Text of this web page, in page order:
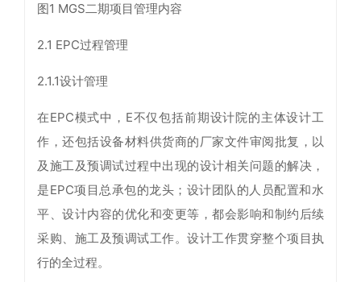
图1 MGS二期项目管理内容
2.1 EPC过程管理
2.1.1设计管理
在EPC模式中，E不仅包括前期设计院的主体设计工
作，还包括设备材料供货商的厂家文件审阅批复，以
及施工及预调试过程中出现的设计相关问题的解决，
是EPC项目总承包的龙头；设计团队的人员配置和水
平、设计内容的优化和变更等，都会影响和制约后续
采购、施工及预调试工作。设计工作贯穿整个项目执
行的全过程。